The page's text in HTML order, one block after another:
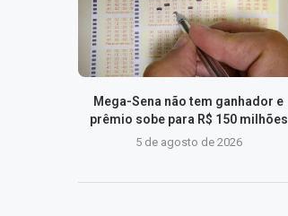
Mega-Sena não tem ganhador e
prêmio sobe para R$ 150 milhões
5 de agosto de 2026